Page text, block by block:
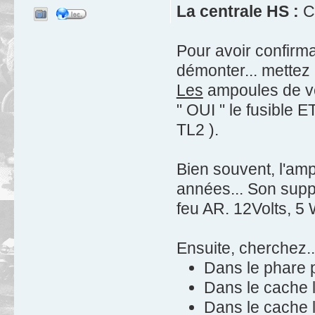
La centrale HS :
Pour avoir
démonter...
Les ampoules de
" OUI " le fusible
TL2 ).
Bien souvent,
années... Son
feu AR. 12Volts, 5
Ensuite,
Dans le phare
Dans le cache
Dans le cache